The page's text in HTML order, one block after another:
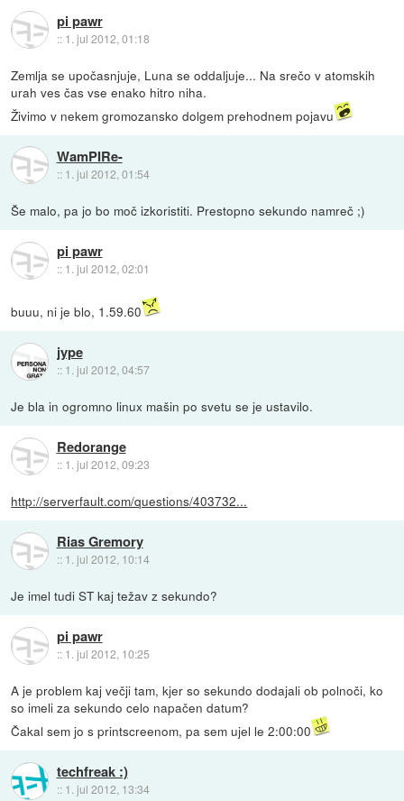
pi pawr
:: 1. jul 2012, 01:18
Zemlja se upočasnjuje, Luna se oddaljuje... Na srečo v atomskih
urah ves čas vse enako hitro niha.
Živimo v nekem gromozansko dolgem prehodnem pojavu
WamPIRe-
:: 1. jul 2012, 01:54
Še malo, pa jo bo moč izkoristiti. Prestopno sekundo namreč ;)
pi pawr
:: 1. jul 2012, 02:01
buuu, ni je blo, 1.59.60
jype
:: 1. jul 2012, 04:57
Je bla in ogromno linux mašin po svetu se je ustavilo.
Redorange
:: 1. jul 2012, 09:23
http://serverfault.com/questions/403732...
Rias Gremory
:: 1. jul 2012, 10:14
Je imel tudi ST kaj težav z sekundo?
pi pawr
:: 1. jul 2012, 10:25
A je problem kaj večji tam, kjer so sekundo dodajali ob polnoči, ko
so imeli za sekundo celo napačen datum?
Čakal sem jo s printscreenom, pa sem ujel le 2:00:00
techfreak :)
:: 1. jul 2012, 13:34